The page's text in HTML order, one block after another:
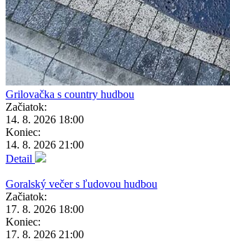
Grilovačka s country hudbou
Začiatok:
14. 8. 2026 18:00
Koniec:
14. 8. 2026 21:00
Detail
Goralský večer s ľudovou hudbou
Začiatok:
17. 8. 2026 18:00
Koniec:
17. 8. 2026 21:00